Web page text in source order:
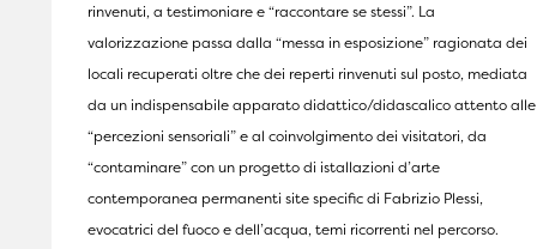
rinvenuti, a testimoniare e “raccontare se stessi”. La
valorizzazione passa dalla “messa in esposizione” ragionata dei
locali recuperati oltre che dei reperti rinvenuti sul posto, mediata
da un indispensabile apparato didattico/didascalico attento alle
“percezioni sensoriali” e al coinvolgimento dei visitatori, da
“contaminare” con un progetto di istallazioni d’arte
contemporanea permanenti site specific di Fabrizio Plessi,
evocatrici del fuoco e dell’acqua, temi ricorrenti nel percorso.